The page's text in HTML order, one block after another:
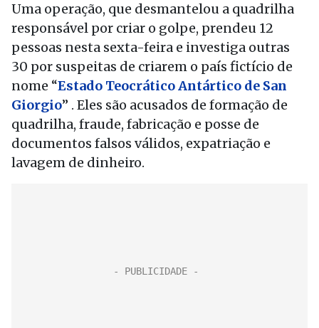
Uma operação, que desmantelou a quadrilha
responsável por criar o golpe, prendeu 12
pessoas nesta sexta-feira e investiga outras
30 por suspeitas de criarem o país fictício de
nome “Estado Teocrático Antártico de San
Giorgio” . Eles são acusados de formação de
quadrilha, fraude, fabricação e posse de
documentos falsos válidos, expatriação e
lavagem de dinheiro.